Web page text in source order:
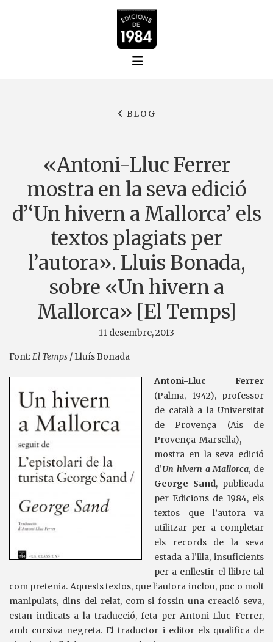
BLOG
«Antoni-Lluc Ferrer
mostra en la seva edició
d’‘Un hivern a Mallorca’ els
textos plagiats per
l’autora». Lluis Bonada,
sobre «Un hivern a
Mallorca» [El Temps]
11 desembre, 2013
Font:El Temps / Lluís Bonada
Antoni-Lluc Ferrer
(Palma, 1942), professor
de català a la Universitat
de Provença (Ais de
Provença-Marsella),
mostra en la seva edició
d’Un hivern a Mallorca, de
George Sand, publicada
per Edicions de 1984, els
textos que l’autora va
utilitzar per a completar
els records de la seva
estada a l’illa, insuficients
per a enllestir el llibre tal
com pretenia. Aquests textos, que l’autora inclou, poc o molt
manipulats, dins del relat, com si fossin una creació seva,
estan indicats a la traducció, feta per Antoni-Lluc Ferrer,
amb cursiva negreta. El traductor i editor els qualifica de